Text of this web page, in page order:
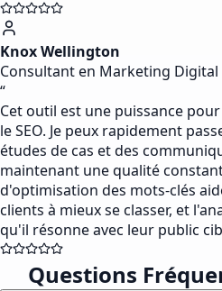
Knox Wellington
Consultant en Marketing Digital
“
Cet outil est une puissance
le SEO. Je peux rapidement
études de cas et des
maintenant une qualité
d'optimisation des mots-clés
clients à mieux se classer, et
qu'il résonne avec leur public
Questions